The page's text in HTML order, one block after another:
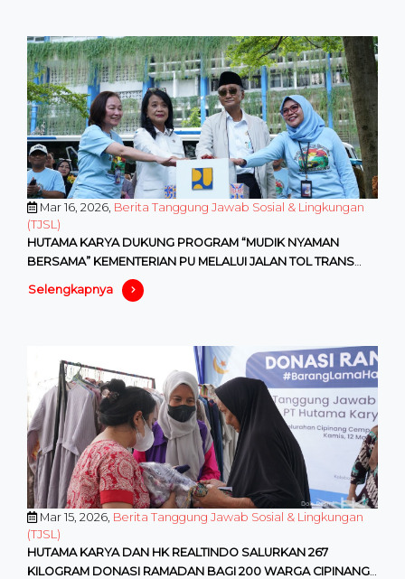
Mar 16, 2026, Berita Tanggung Jawab Sosial & Lingkungan
(TJSL)
HUTAMA KARYA DUKUNG PROGRAM “MUDIK NYAMAN
BERSAMA” KEMENTERIAN PU MELALUI JALAN TOL TRANS
SUMATRA
Selengkapnya
Mar 15, 2026, Berita Tanggung Jawab Sosial & Lingkungan
(TJSL)
HUTAMA KARYA DAN HK REALTINDO SALURKAN 267
KILOGRAM DONASI RAMADAN BAGI 200 WARGA CIPINANG